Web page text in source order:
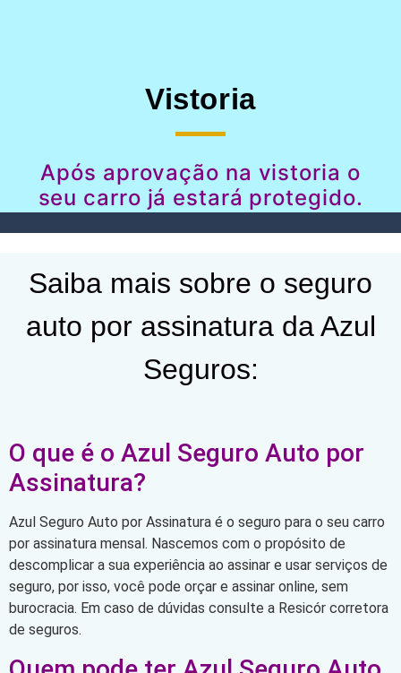
Vistoria
Após aprovação na vistoria o
seu carro já estará protegido.
Saiba mais sobre o seguro
auto por assinatura da Azul
Seguros:
O que é o Azul Seguro Auto por
Assinatura?
Azul Seguro Auto por Assinatura é o seguro para o seu carro
por assinatura mensal. Nascemos com o propósito de
descomplicar a sua experiência ao assinar e usar serviços de
seguro, por isso, você pode orçar e assinar online, sem
burocracia. Em caso de dúvidas consulte a Resicór corretora
de seguros.